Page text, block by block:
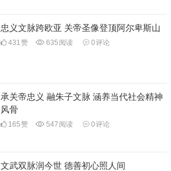
忠义文脉跨欧亚 关帝圣像登顶阿尔卑斯山
431赞 635 阅读 0评论
承关帝忠义 融朱子文脉 涵养当代社会精神
风骨
165赞 547 阅读 0评论
文武双脉润今世 德善初心照人间